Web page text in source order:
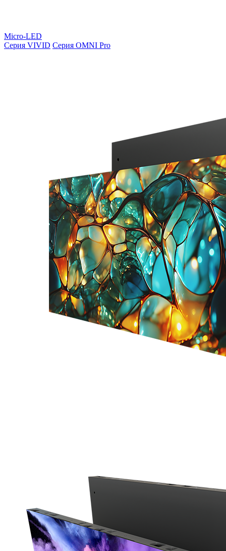
Micro-LED
Серия VIVID Серия OMNI Pro